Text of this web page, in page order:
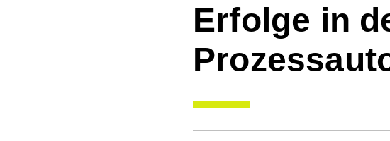
Erfolge in